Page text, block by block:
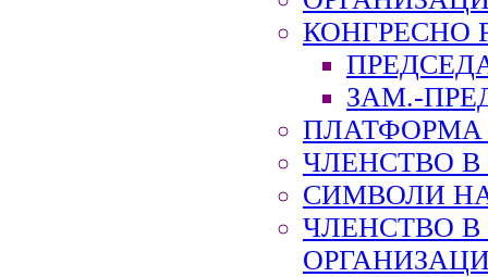
КОНГРЕСНО
ЗАМ.-
ПЛАТФОРМА
ЧЛЕНСТВО В
СИМВОЛИ
ЧЛЕНСТВО